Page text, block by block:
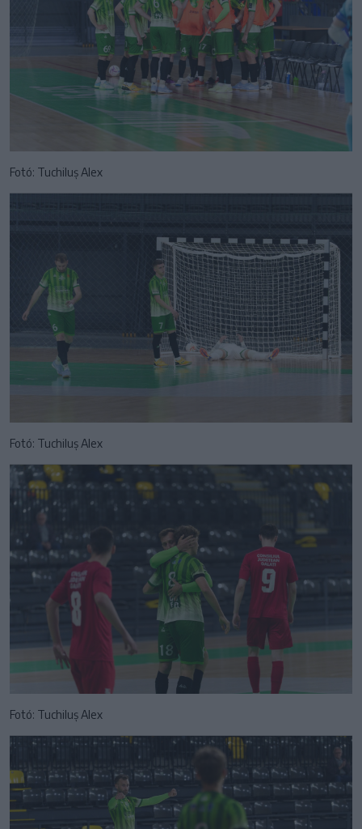
Fotó: Tuchiluș Alex
Fotó: Tuchiluș Alex
Fotó: Tuchiluș Alex